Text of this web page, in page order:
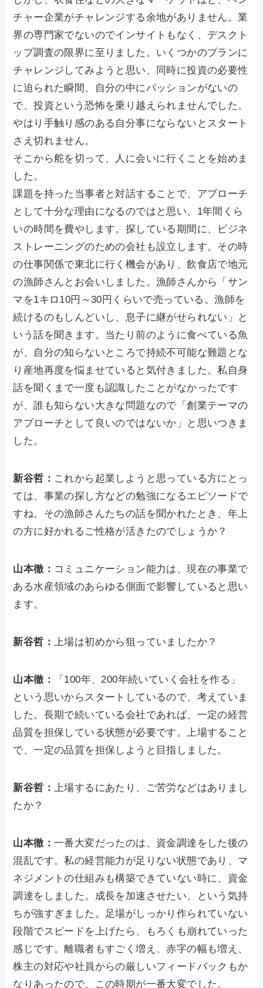
チャー企業がチャレンジする余地がありません。業
界の専門家でないのでインサイトもなく、デスクト
ップ調査の限界に至りました。いくつかのプランに
チャレンジしてみようと思い、同時に投資の必要性
に迫られた瞬間、自分の中にパッションがないの
で、投資という恐怖を乗り越えられませんでした。
やはり手触り感のある自分事にならないとスタート
さえ切れません。
そこから舵を切って、人に会いに行くことを始めま
した。
課題を持った当事者と対話することで、アプローチ
として十分な理由になるのではと思い、1年間くら
いの時間を費やします。探している期間に、ビジネ
ストレーニングのための会社も設立します。その時
の仕事関係で東北に行く機会があり、飲食店で地元
の漁師さんとお会いしました。漁師さんから「サン
マを1キロ10円～30円くらいで売っている。漁師を
続けるのもしんどいし、息子に継がせられない」と
いう話を聞きます。当たり前のように食べている魚
が、自分の知らないところで持続不可能な難題とな
り産地再度を悩ませていると気付きました。私自身
話を聞くまで一度も認識したことがなかったです
が、誰も知らない大きな問題なので「創業テーマの
アプローチとして良いのではないか」と思いつきま
した。
新谷哲： これから起業しようと思っている方にとっ
ては、事業の探し方などの勉強になるエピソードで
すね。その漁師さんたちの話を聞かれたとき、年上
の方に好かれるご性格が活きたのでしょうか？
山本徹： コミュニケーション能力は、現在の事業で
ある水産領域のあらゆる側面で影響していると思い
ます。
新谷哲：上場は初めから狙っていましたか？
山本徹：
「100年、200年続いていく会社を作る」
という思いからスタートしているので、考えていま
した。長期で続いている会社であれば、一定の経営
品質を担保している状態が必要です。上場すること
で、一定の品質を担保しようと目指しました。
新谷哲：上場するにあたり、ご苦労などはありまし
たか？
山本徹：一番大変だったのは、資金調達をした後の
混乱です。私の経営能力が足りない状態であり、マ
ネジメントの仕組みも構築できていない時に、資金
調達をしました。成長を加速させたい、という気持
ちが強すぎました。足場がしっかり作られていない
段階でスピードを上げたら、もろくも崩れていった
感じです。離職者もすごく増え、赤字の幅も増え、
株主の対応や社員からの厳しいフィードバックもか
なりあったので、この時期が一番大変でした。